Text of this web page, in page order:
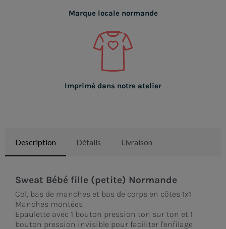
Marque locale normande
Imprimé dans notre atelier
Description Détails Livraison
Sweat Bébé fille (petite) Normande
Col, bas de manches et bas de corps en côtes 1x1
Manches montées
Epaulette avec 1 bouton pression ton sur ton et 1
bouton pression invisible pour faciliter l'enfilage